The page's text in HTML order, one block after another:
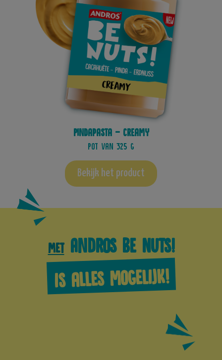
Pindapasta - Creamy
Pot van 325 g
Bekijk het product
MetAndros Be Nuts!
is alles mogelijk!